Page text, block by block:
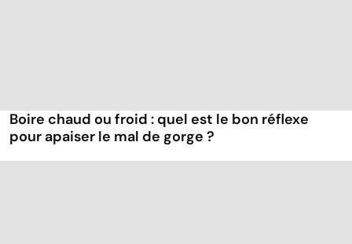
Boire chaud ou froid : quel est le bon réflexe
pour apaiser le mal de gorge ?